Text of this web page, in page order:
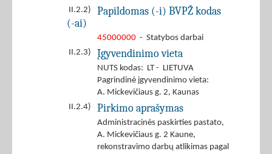
II.2.2)
Papildomas (-i) BVPŽ kodas
(-ai)
45000000 - Statybos darbai
II.2.3)
Įgyvendinimo vieta
NUTS kodas: LT - LIETUVA
Pagrindinė įgyvendinimo vieta:
A. Mickevičiaus g. 2, Kaunas
II.2.4)
Pirkimo aprašymas
Administracinės paskirties pastato,
A. Mickevičiaus g. 2 Kaune,
rekonstravimo darbų atlikimas pagal